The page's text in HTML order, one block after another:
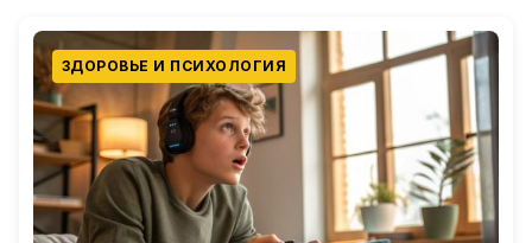
ЗДОРОВЬЕ И ПСИХОЛОГИЯ